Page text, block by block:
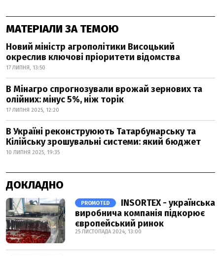
МАТЕРІАЛИ ЗА ТЕМОЮ
Новий міністр агрополітики Висоцький
окреслив ключові пріоритети відомства
17 ЛИПНЯ, 13:50
В Мінагро спрогнозували врожай зернових та
олійних: мінус 5%, ніж торік
17 ЛИПНЯ 2025, 12:20
В Україні реконструюють Татарбунарську та
Кілійську зрошувальні системи: який бюджет
10 ЛИПНЯ 2025, 19:35
ДОКЛАДНО
PROMOTED
INSORTEX - українська
виробнича компанія підкорює
європейський ринок
25 ЛИСТОПАДА 2024, 13:00